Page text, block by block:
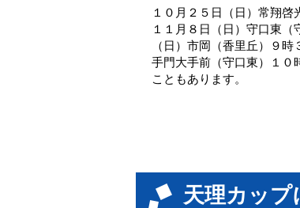
１０月２５日（日）常翔
１１月８日（日）守口東
（日）市岡（香里丘）９
手門大手前（守口東）１０
こともあります。
天理カップ